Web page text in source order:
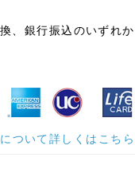
、銀行振込のいずれか
ついて詳しくはこちら